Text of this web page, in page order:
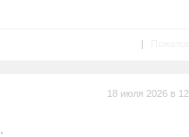
|
18 июля 2026 в